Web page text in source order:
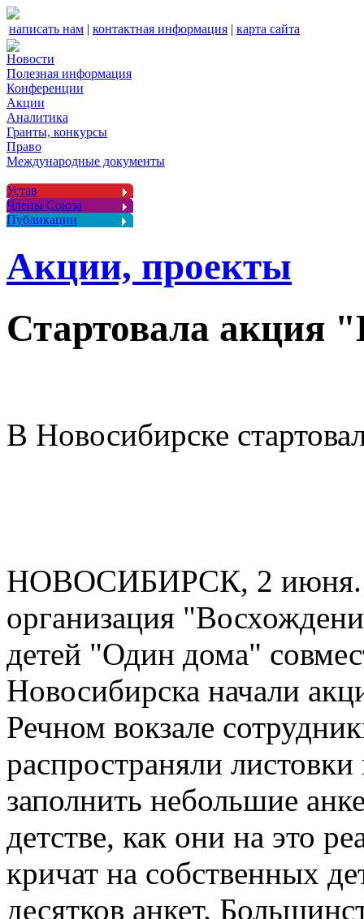
написать нам | контактная информация | карта сайта
Новости
Полезная информация
Конференции
Акции
Аналитика
Гранты, конкурсы
Право
Международные документы
Устав
Члены Союза
Публикации
Акции, проекты
Стартовала акция
В Новосибирске
НОВОСИБИРСК, 2 июня.
организация
детей "Один дома"
Новосибирска начали
Речном вокзале
распространяли
заполнить небольшие
детстве, как они на это
кричат на собственных
десятков анкет.